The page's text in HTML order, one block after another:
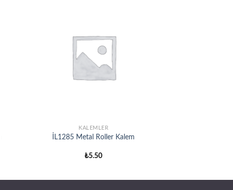
KALEMLER
İL1285 Metal Roller Kalem
₺5.50